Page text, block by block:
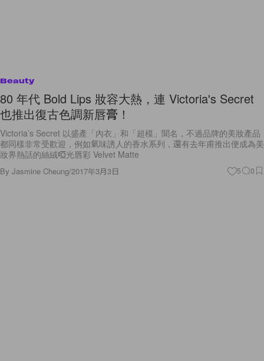
80 年代 Bold Lips 妝容大熱，連 Victoria's Secret
也推出復古色調新唇膏！
Victoria’s Secret 以盛產「內衣」和「超模」聞名，不過品牌的美妝產品
妝界熱話的絲絨啞光唇彩 Velvet Matte
ByJasmine Cheung/2017年3月3日